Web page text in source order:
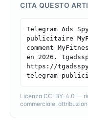
CITA QUESTO
Telegram Ads
publicitaire
comment
en 2026.
https://
telegram-
Licenza CC-BY-4.0 —
commerciale,